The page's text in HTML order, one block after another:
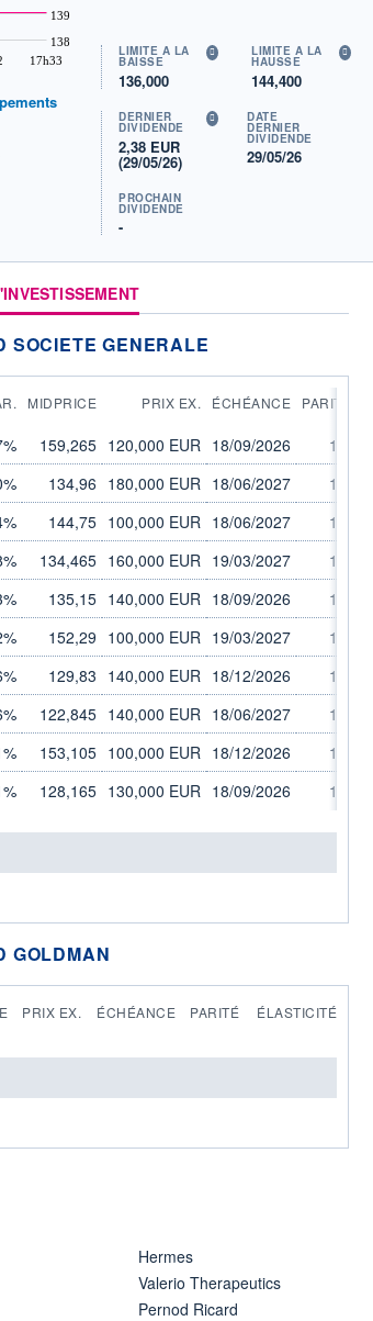
17h33
138
139
LIMITE À LA
BAISSE
136,000
LIMITE À LA
HAUSSE
144,400
DERNIER
DIVIDENDE
2,38 EUR
(29/05/26)
DATE
DERNIER
DIVIDENDE
29/05/26
PROCHAIN
DIVIDENDE
-
SOCIETE GENERALE
MIDPRICE PRIX EX. ÉCHÉANCE PARITÉ
159,265 120,000 EUR 18/09/2026 1/1
134,96 180,000 EUR 18/06/2027 1/1
144,75 100,000 EUR 18/06/2027 1/1
134,465 160,000 EUR 19/03/2027 1/1
135,15 140,000 EUR 18/09/2026 1/1
152,29 100,000 EUR 19/03/2027 1/1
129,83 140,000 EUR 18/12/2026 1/1
122,845 140,000 EUR 18/06/2027 1/1
153,105 100,000 EUR 18/12/2026 1/1
128,165 130,000 EUR 18/09/2026 1/1
GOLDMAN
PRIX EX. ÉCHÉANCE PARITÉ ÉLASTICITÉ
Hermes
Valerio Therapeutics
Pernod Ricard